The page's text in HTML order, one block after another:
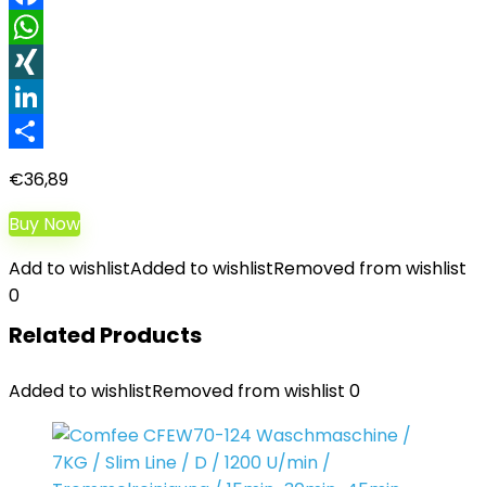
Facebook
WhatsApp
XING
LinkedIn
€36,89
Buy Now
Add to wishlistAdded to wishlistRemoved from wishlist
0
Related Products
Added to wishlistRemoved from wishlist 0